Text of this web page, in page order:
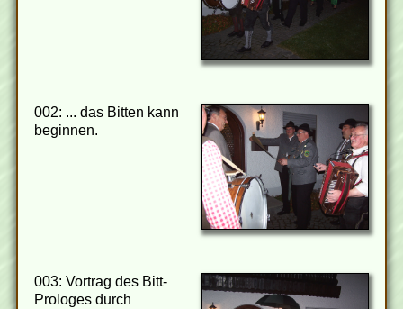
002: ... das Bitten kann
beginnen.
003: Vortrag des Bitt-
Prologes durch